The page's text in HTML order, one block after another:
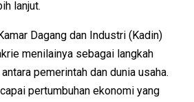
lanjut.
Dagang dan Industri (Kadin)
menilainya sebagai langkah
pemerintah dan dunia usaha.
pertumbuhan ekonomi yang